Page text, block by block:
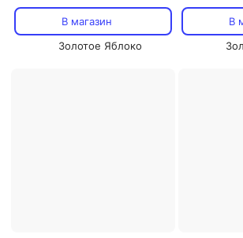
В магазин
Золотое Яблоко
В